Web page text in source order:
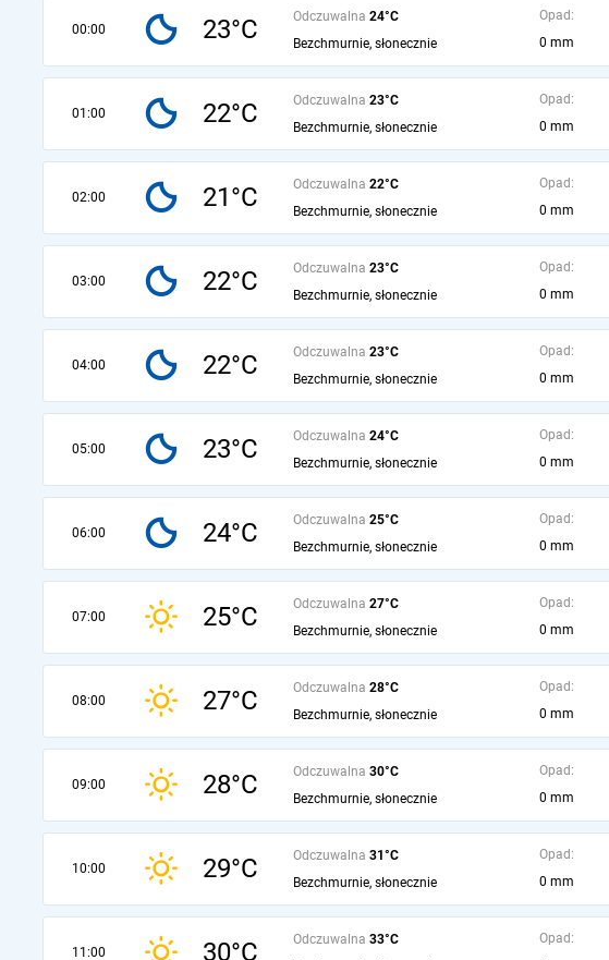
00:00 23°C Odczuwalna 24°C
Bezchmurnie, słonecznie
Opad:
0 mm
01:00 22°C Odczuwalna 23°C
Bezchmurnie, słonecznie
Opad:
0 mm
02:00 21°C Odczuwalna 22°C
Bezchmurnie, słonecznie
Opad:
0 mm
03:00 22°C Odczuwalna 23°C
Bezchmurnie, słonecznie
Opad:
0 mm
04:00 22°C Odczuwalna 23°C
Bezchmurnie, słonecznie
Opad:
0 mm
05:00 23°C Odczuwalna 24°C
Bezchmurnie, słonecznie
Opad:
0 mm
06:00 24°C Odczuwalna 25°C
Bezchmurnie, słonecznie
Opad:
0 mm
07:00 25°C Odczuwalna 27°C
Bezchmurnie, słonecznie
Opad:
0 mm
08:00 27°C Odczuwalna 28°C
Bezchmurnie, słonecznie
Opad:
0 mm
09:00 28°C Odczuwalna 30°C
Bezchmurnie, słonecznie
Opad:
0 mm
10:00 29°C Odczuwalna 31°C
Bezchmurnie, słonecznie
Opad:
0 mm
11:00 30°C Odczuwalna 33°C
Opad: